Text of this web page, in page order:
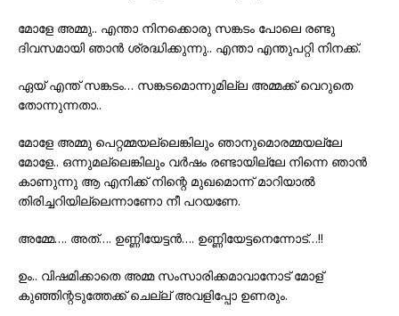
മോളേ അമ്മു.. എന്താ നിനക്കൊരു സങ്കടം പോലെ രണ്ടു
ദിവസമായി ഞാൻ ശ്രദ്ധിക്കുന്നു.. എന്താ എന്തുപറ്റി നിനക്ക്.
ഏയ്‌ എന്ത് സങ്കടം… സങ്കടമൊന്നുമില്ല അമ്മക്ക് വെറുതെ
തോന്നുന്നതാ..
മോളേ അമ്മു പെറ്റമ്മയല്ലെങ്കിലും ഞാനുമൊരമ്മയല്ലേ
മോളേ.. ഒന്നുമല്ലെങ്കിലും വർഷം രണ്ടായില്ലേ നിന്നെ ഞാൻ
കാണുന്നു ആ എനിക്ക് നിന്റെ മുഖമൊന്ന് മാറിയാൽ
തിരിച്ചറിയില്ലെന്നാണോ നീ പറയണേ.
അമ്മേ…. അത്…. ഉണ്ണിയേട്ടൻ…. ഉണ്ണിയേട്ടനെന്നോട്…!!
ഉം.. വിഷമിക്കാതെ അമ്മ സംസാരിക്കമാവാനോട് മോള്
കുഞ്ഞിന്റടുത്തേക്ക് ചെല്ല് അവളിപ്പോ ഉണരും.